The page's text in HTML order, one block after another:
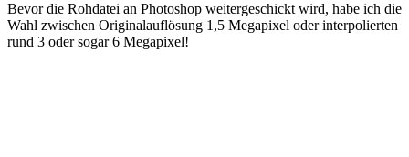
Bevor die Rohdatei an Photoshop weitergeschickt wird, habe ich die
Wahl zwischen Originalauflösung 1,5 Megapixel oder interpolierten
rund 3 oder sogar 6 Megapixel!